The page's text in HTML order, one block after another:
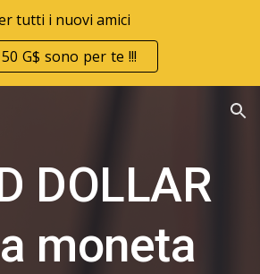
tutti i nuovi amici
G$ sono per te !!!
DOLLAR
moneta